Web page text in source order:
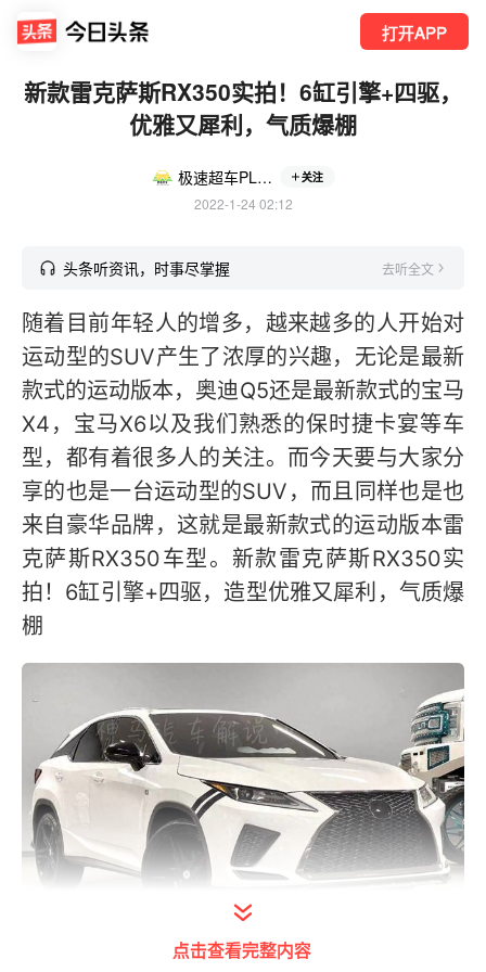
打开APP
新款雷克萨斯RX350实拍！6缸引擎+四驱，
优雅又犀利，气质爆棚
极速超车PLUS 关注
2022-1-24 02:12
头条听资讯，时事尽掌握 去听全文
随着目前年轻人的增多，越来越多的人开始对
运动型的SUV产生了浓厚的兴趣，无论是最新
款式的运动版本，奥迪Q5还是最新款式的宝马
X4，宝马X6以及我们熟悉的保时捷卡宴等车
型，都有着很多人的关注。而今天要与大家分
享的也是一台运动型的SUV，而且同样也是也
来自豪华品牌，这就是最新款式的运动版本雷
克萨斯RX350车型。新款雷克萨斯RX350实
拍！6缸引擎+四驱，造型优雅又犀利，气质爆
棚
点击查看完整内容